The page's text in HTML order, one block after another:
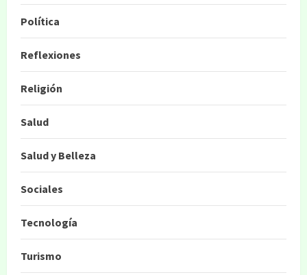
Política
Reflexiones
Religión
Salud
Salud y Belleza
Sociales
Tecnología
Turismo